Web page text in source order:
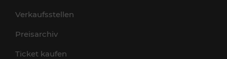
Verkaufsstellen
Preisarchiv
Ticket kaufen